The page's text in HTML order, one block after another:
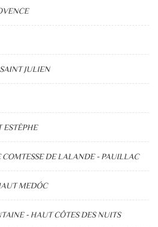
JULIEN
ESTÈPHE
DE LALANDE - PAUILLAC
MEDÓC
- HAUT CÔTES DES NUITS